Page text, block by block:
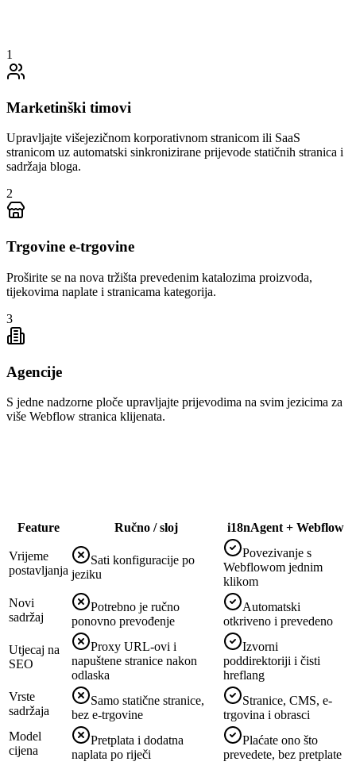
1
Marketinški timovi
Upravljajte višejezičnom korporativnom stranicom ili SaaS
stranicom uz automatski sinkronizirane prijevode statičnih stranica i
sadržaja bloga.
2
Trgovine e-trgovine
Proširite se na nova tržišta prevedenim katalozima proizvoda,
tijekovima naplate i stranicama kategorija.
3
Agencije
S jedne nadzorne ploče upravljajte prijevodima na svim jezicima za
više Webflow stranica klijenata.
Feature Ručno / sloj i18nAgent + Webflow
Vrijeme
postavljanja
Sati konfiguracije po
jeziku
Povezivanje s
Webflowom jednim
klikom
Novi
sadržaj
Potrebno je ručno
ponovno prevođenje
Automatski
otkriveno i prevedeno
Utjecaj na
SEO
Proxy URL-ovi i
napuštene stranice nakon
odlaska
Izvorni
poddirektoriji i čisti
hreflang
Vrste
sadržaja
Samo statične stranice,
bez e-trgovine
Stranice, CMS, e-
trgovina i obrasci
Model
cijena
Pretplata i dodatna
naplata po riječi
Plaćate ono što
prevedete, bez pretplate